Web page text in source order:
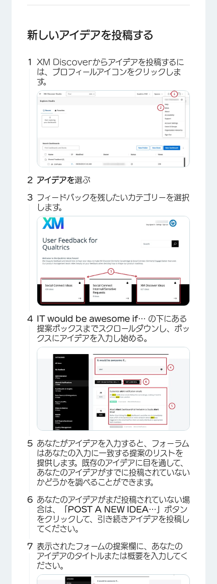
×
新しいアイデアを投稿する
XM Discoverからアイデアを投稿するに
は、プロフィールアイコンをクリックしま
す。
×
アイデアを選ぶ
フィードバックを残したいカテゴリーを選択
します。
IT would be awesome if… の下にある
提案ボックスまでスクロールダウンし、ボッ
クスにアイデアを入力し始める。
あなたがアイデアを入力すると、フォーラム
はあなたの入力に一致する提案のリストを
提供します。既存のアイデアに目を通して、
あなたのアイデアがすでに投稿されていない
かどうかを調べることができます。
あなたのアイデアがまだ投稿されていない場
合は、
「POST A NEW IDEA…」 ボタン
をクリックして、引き続きアイデアを投稿し
てください。
表示されたフォームの提案欄に、あなたの
アイデアのタイトルまたは概要を入力してく
ださい。